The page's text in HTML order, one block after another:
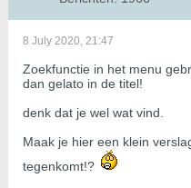
8 July 2020, 21:47
Zoekfunctie in het menu
dan gelato in de titel!
denk dat je wel wat vind.
Maak je hier een klein
tegenkomt!?